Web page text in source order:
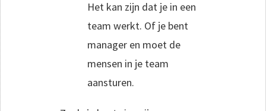
Het kan zijn dat je in een
team werkt. Of je bent
manager en moet de
mensen in je team
aansturen.